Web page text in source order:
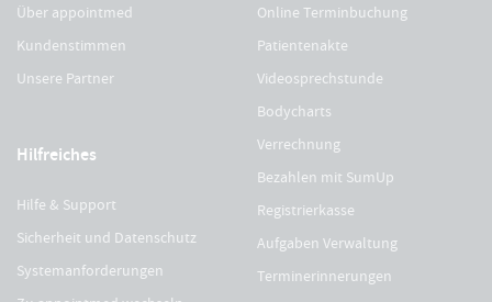
Über appointmed
Kundenstimmen
Unsere Partner
Hilfreiches
Hilfe & Support
Sicherheit und Datenschutz
Systemanforderungen
Online Terminbuchung
Patientenakte
Videosprechstunde
Bodycharts
Verrechnung
Bezahlen mit SumUp
Registrierkasse
Aufgaben Verwaltung
Terminerinnerungen